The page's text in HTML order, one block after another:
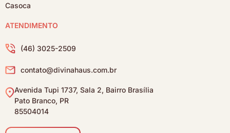
Casoca
ATENDIMENTO
(46) 3025-2509
contato@divinahaus.com.br
Avenida Tupi 1737, Sala 2, Bairro Brasília
Pato Branco, PR
85504014